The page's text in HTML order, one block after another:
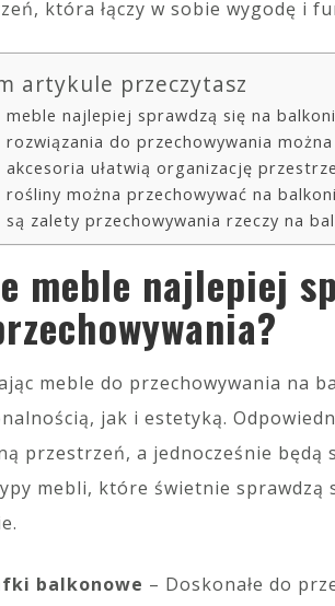
która łączy w sobie wygodę i
artykule przeczytasz
meble najlepiej sprawdzą się na
rozwiązania do przechowywania
akcesoria ułatwią organizację
rośliny można przechowywać na
są zalety przechowywania rzeczy na
meble najlepiej
meble do przechowywania na
jak i estetyką.
przestrzeń, a jednocześnie będą
mebli, które świetnie sprawdzą
balkonowe – Doskonałe do